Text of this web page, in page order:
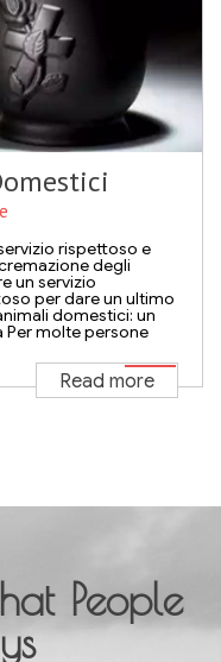
rispettoso e
degli
un servizio
per dare un ultimo
domestici: un
molte persone
Read more
People